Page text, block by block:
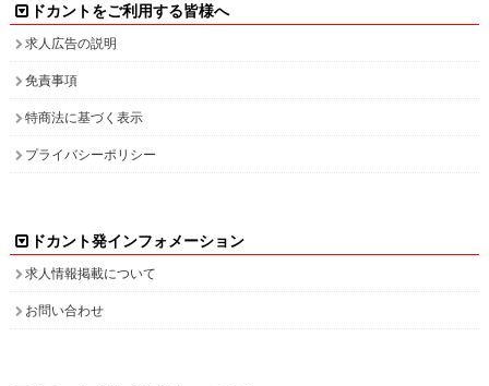
ドカントをご利用する皆様へ
求人広告の説明
免責事項
特商法に基づく表示
プライバシーポリシー
ドカント発インフォメーション
求人情報掲載について
お問い合わせ